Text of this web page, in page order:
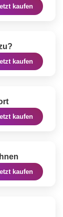
kaufen
kaufen
kaufen
kaufen